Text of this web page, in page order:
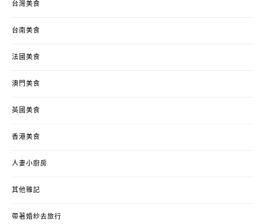
台灣美食
台南美食
法國美食
澳門美食
英國美食
香港美食
人妻小廚房
其他雜記
帶著婚紗去旅行